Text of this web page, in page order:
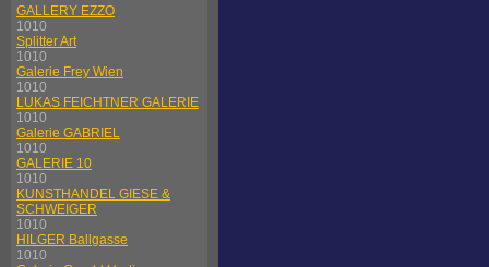
GALLERY EZZO
1010
Splitter Art
1010
Galerie Frey Wien
1010
LUKAS FEICHTNER GALERIE
1010
Galerie GABRIEL
1010
GALERIE 10
1010
KUNSTHANDEL GIESE &
SCHWEIGER
1010
HILGER Ballgasse
1010